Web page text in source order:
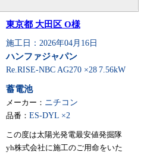
東京都 大田区 O様
施工日：2026年04月16日
ハンファジャパン
Re.RISE-NBC AG270 ×28 7.56kW
蓄電池
メーカー： ニチコン
品番： ES-DYL ×2
この度は太陽光発電最安値発掘隊
yh株式会社に施工のご用命をいた